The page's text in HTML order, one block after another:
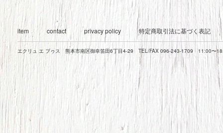
item contact privacy policy 特定商取引法に基づく表記
エクリュ エ プゥス 熊本市南区御幸笛田6丁目4-29 TEL/FAX 096-243-1709 11:00〜